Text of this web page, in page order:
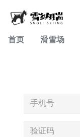
首页 滑雪场